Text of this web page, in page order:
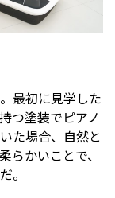
最初に見学した
つ塗装でピアノ
た場合、自然と
らかいことで、
。